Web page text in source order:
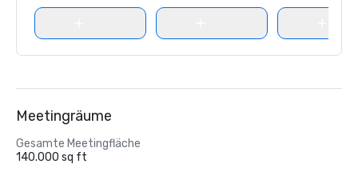
Meetingräume
Gesamte Meetingfläche
140.000 sq ft